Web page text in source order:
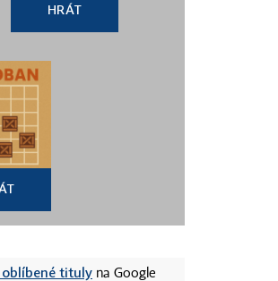
HRÁT
oblíbené tituly na Google